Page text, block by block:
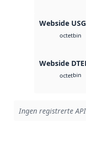
Webside
octetbin
Webside
octetbin
Ingen registrerte